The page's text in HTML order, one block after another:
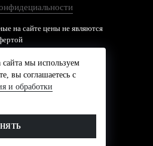
на сайте цены не являются
мы используем
вы соглашаетесь с
и обработки